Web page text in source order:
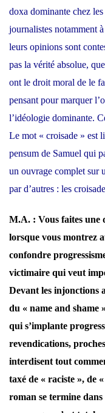
doxa dominante chez
journalistes notamment
leurs opinions sont
pas la vérité absolue,
ont le droit moral de le
pensant pour marquer
l’idéologie dominante.
Le mot « croisade » est
pensum de Samuel qui
un ouvrage complet sur
par d’autres : les
M.A. : Vous faites une
lorsque vous montrez
confondre
victimaire qui veut
Devant les injonctions
du « name and shame
qui s’implante
revendications,
interdisent tout
taxé de « raciste », de
roman se termine